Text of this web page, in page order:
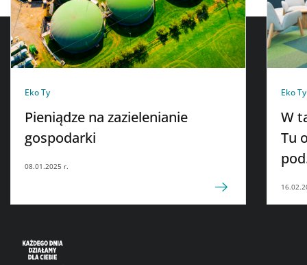
Eko Ty
Pieniądze na zazielenianie
gospodarki
08.01.2025 r.
Eko Ty
W
Tu